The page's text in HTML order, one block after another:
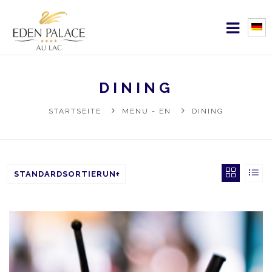
DINING
STARTSEITE MENU - EN DINING